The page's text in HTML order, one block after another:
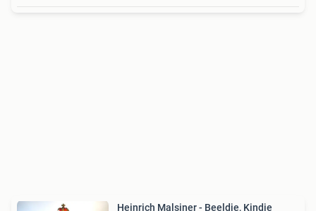
Heinrich Malsiner - Beeldje, Kindje